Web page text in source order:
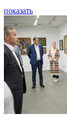
показать